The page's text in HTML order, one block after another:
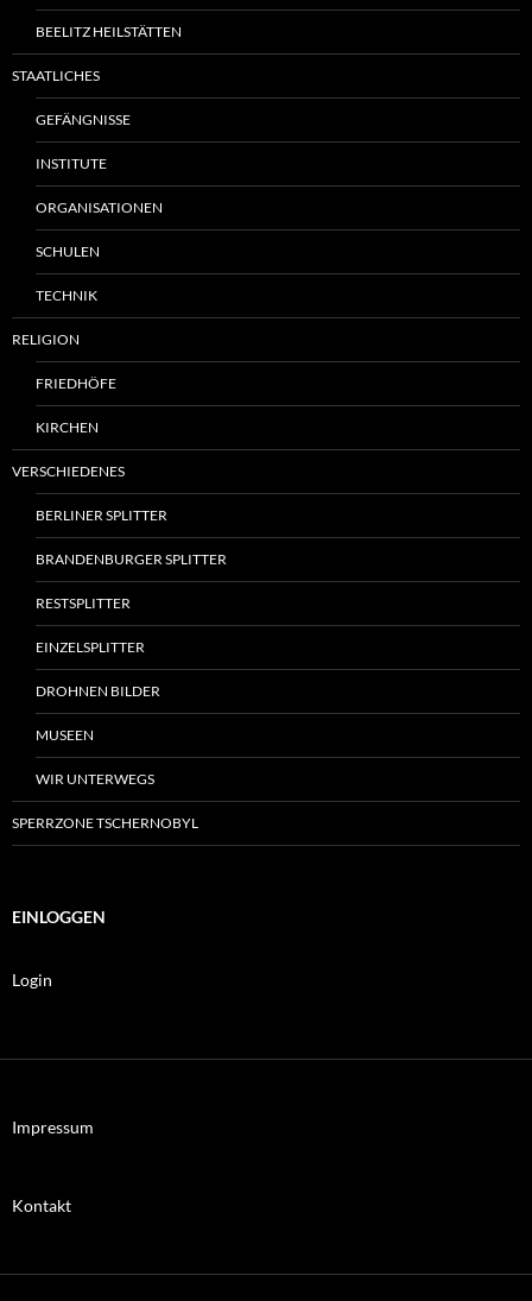
BEELITZ HEILSTÄTTEN
STAATLICHES
GEFÄNGNISSE
INSTITUTE
ORGANISATIONEN
SCHULEN
TECHNIK
RELIGION
FRIEDHÖFE
KIRCHEN
VERSCHIEDENES
BERLINER SPLITTER
BRANDENBURGER SPLITTER
RESTSPLITTER
EINZELSPLITTER
DROHNEN BILDER
MUSEEN
WIR UNTERWEGS
SPERRZONE TSCHERNOBYL
EINLOGGEN
Login
Impressum
Kontakt